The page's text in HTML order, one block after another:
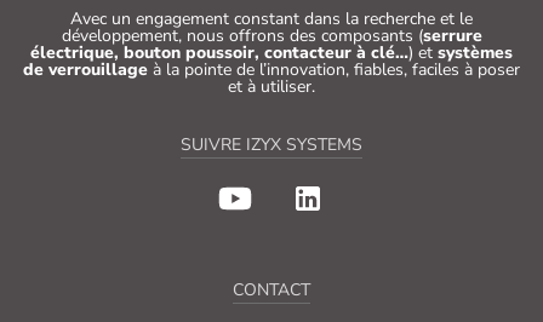
Avec un engagement constant dans la recherche et le
développement, nous offrons des composants (serrure
électrique, bouton poussoir, contacteur à clé…) et systèmes
de verrouillage à la pointe de l’innovation, fiables, faciles à poser
et à utiliser.
SUIVRE IZYX SYSTEMS
CONTACT